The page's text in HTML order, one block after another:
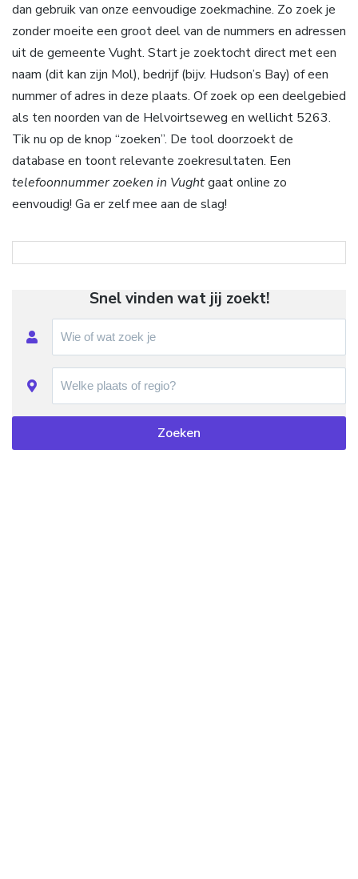
dan gebruik van onze eenvoudige zoekmachine. Zo zoek je
zonder moeite een groot deel van de nummers en adressen
uit de gemeente Vught. Start je zoektocht direct met een
naam (dit kan zijn Mol), bedrijf (bijv. Hudson’s Bay) of een
nummer of adres in deze plaats. Of zoek op een deelgebied
als ten noorden van de Helvoirtseweg en wellicht 5263.
Tik nu op de knop “zoeken”. De tool doorzoekt de
database en toont relevante zoekresultaten. Een
telefoonnummer zoeken in Vughtgaat online zo
eenvoudig! Ga er zelf mee aan de slag!
Snel vinden wat jij zoekt!